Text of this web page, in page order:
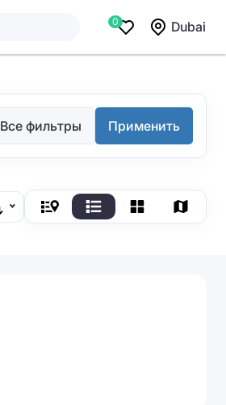
0 Dubai
Все фильтры Применить